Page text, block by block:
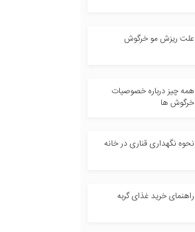
علت ریزش مو خرگوش
همه چیز درباره خصوصیات
خرگوش ها
نحوه نگهداری قناری در خانه
راهنمای خرید غذای گربه